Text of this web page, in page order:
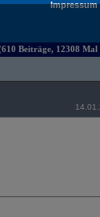
Impressum
Beiträge, 12308 Mal